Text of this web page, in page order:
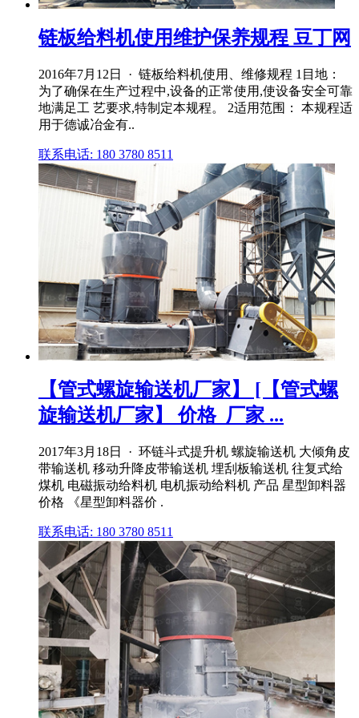
链板给料机使用维护保养规程 豆丁网
2016年7月12日 · 链板给料机使用、维修规程 1目地：
为了确保在生产过程中,设备的正常使用,使设备安全可靠
地满足工 艺要求,特制定本规程。 2适用范围： 本规程适
用于德诚冶金有..
联系电话: 180 3780 8511
【管式螺旋输送机厂家】 [【管式螺
旋输送机厂家】 价格_厂家 ...
2017年3月18日 · 环链斗式提升机 螺旋输送机 大倾角皮
带输送机 移动升降皮带输送机 埋刮板输送机 往复式给
煤机 电磁振动给料机 电机振动给料机 产品 星型卸料器
价格 《星型卸料器价 .
联系电话: 180 3780 8511